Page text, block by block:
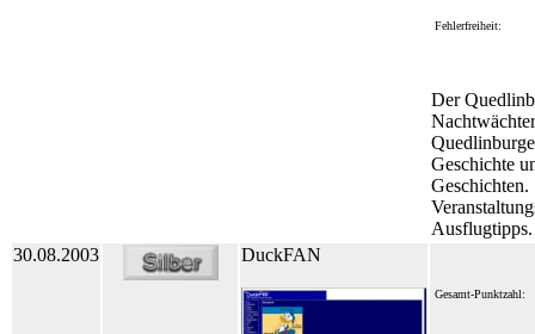
Fehlerfreiheit:
Der
Geschichte
Geschichten.
Ausflugtipps.
30.08.2003
DuckFAN
Gesamt-Punktzahl: